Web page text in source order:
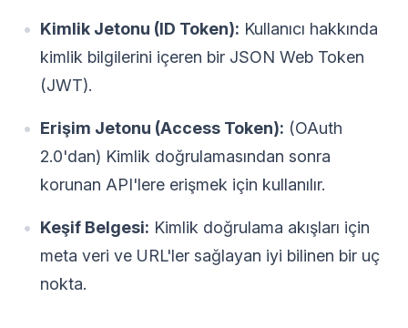
Kimlik Jetonu (ID Token): Kullanıcı hakkında
kimlik bilgilerini içeren bir JSON Web Token
(JWT).
Erişim Jetonu (Access Token): (OAuth
2.0'dan) Kimlik doğrulamasından sonra
korunan API'lere erişmek için kullanılır.
Keşif Belgesi: Kimlik doğrulama akışları için
meta veri ve URL'ler sağlayan iyi bilinen bir uç
nokta.